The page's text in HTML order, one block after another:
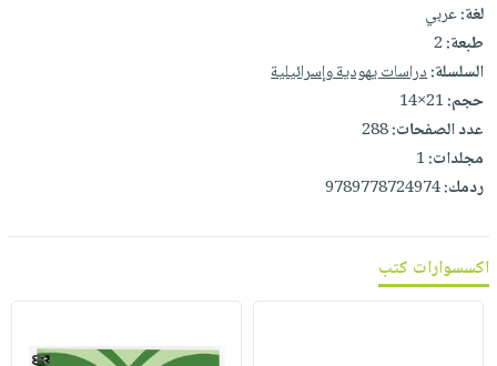
معنا
لغة:عربي
طبعة:2
السلسلة:دراسات يهودية وإسرائيلية
حجم:21×14
عدد الصفحات:288
مجلدات:1
ردمك:9789778724974
اكسسوارات كتب